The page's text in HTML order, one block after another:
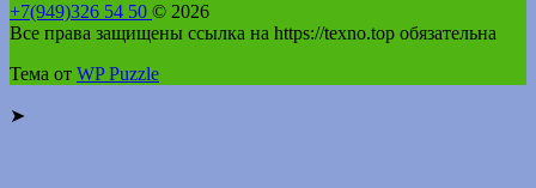
+7(949)326 54 50 © 2026
Все права защищены ссылка на https://texno.top обязательна
Тема от WP Puzzle
➤